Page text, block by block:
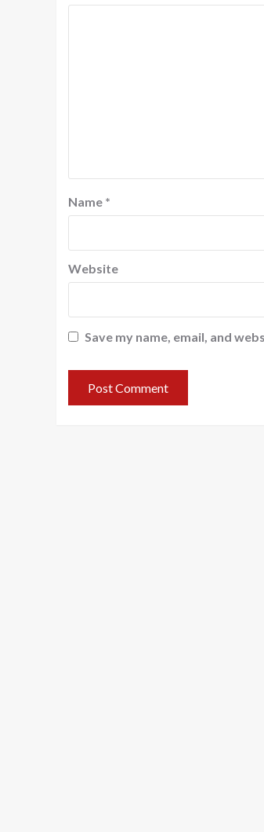
Name *
Website
Save my name, email, and